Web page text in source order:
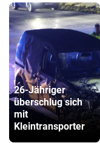
26-Jähriger
überschlug sich
mit
Kleintransporter